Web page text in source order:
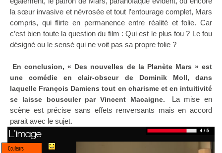
la sœur invasive et névrosée et tout l’entourage complet, Mars
compris, qui flirte en permanence entre réalité et folie. Car
c’est bien toute la question du film : Qui est le plus fou ? Le fou
désigné ou le sensé qui ne voit pas sa propre folie ?
En conclusion, « Des nouvelles de la Planète Mars » est
une comédie en clair-obscur de Dominik Moll, dans
laquelle François Damiens tout en charisme et en intuitivité
se laisse bousculer par Vincent Macaigne.
La mise en
scène est précise sans effets renversants mais en accord
parait avec le sujet.
L'image
Couleurs